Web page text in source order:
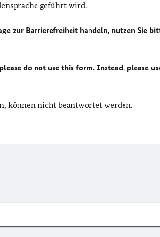
geführt wird.
zur Barrierefreiheit handeln, nutzen Sie
do not use this form. Instead, please
können nicht beantwortet werden.